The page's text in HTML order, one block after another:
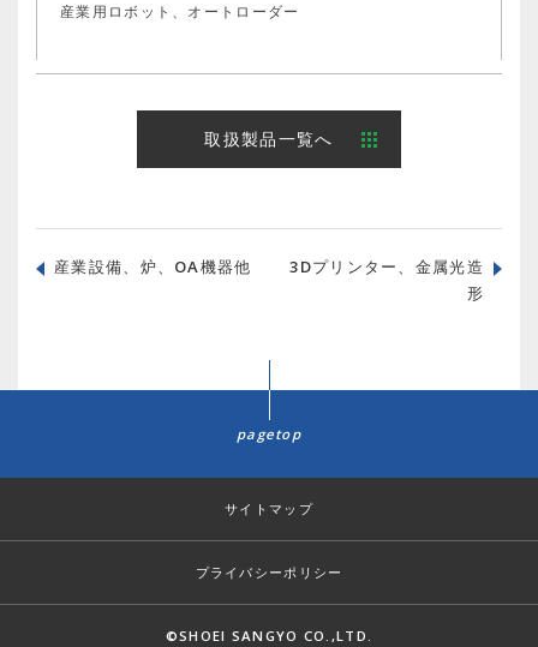
産業用ロボット、オートローダー
取扱製品一覧へ
産業設備、炉、OA機器他
3Dプリンター、金属光造
形
pagetop
サイトマップ
プライバシーポリシー
©SHOEI SANGYO CO.,LTD.